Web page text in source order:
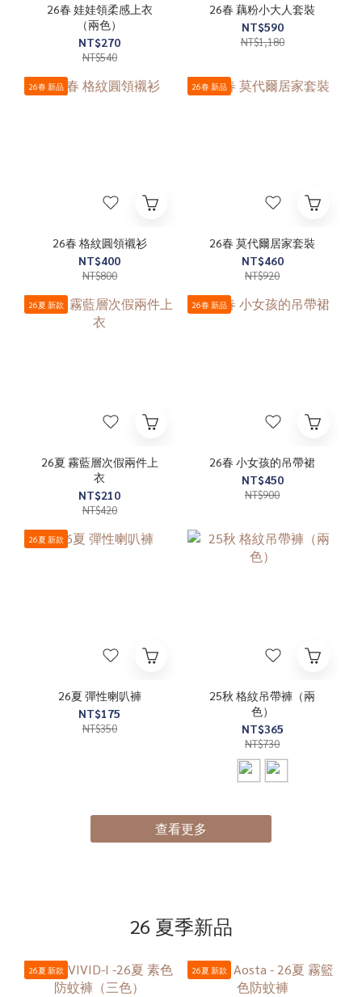
26春 娃娃領柔感上衣
（兩色）
NT$270
NT$540
26春 藕粉小大人套裝
NT$590
NT$1,180
26春 新品
26春 格紋圓領襯衫
NT$400
NT$800
26春 新品
26春 莫代爾居家套裝
NT$460
NT$920
26夏 新款
26夏 霧藍層次假兩件上
衣
NT$210
NT$420
26春 新品
26春 小女孩的吊帶裙
NT$450
NT$900
26夏 新款
26夏 彈性喇叭褲
NT$175
NT$350
25秋 格紋吊帶褲（兩
色）
NT$365
NT$730
查看更多
26 夏季新品
26夏 新款 26夏 新款